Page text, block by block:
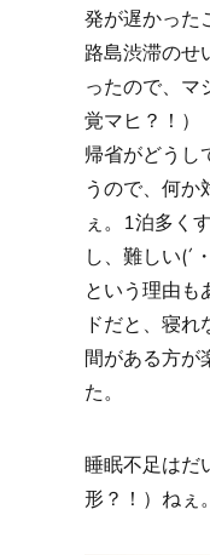
発が遅かった
路島渋滞のせ
ったので、マ
覚マヒ？！）
帰省がどうし
うので、何か
ぇ。1泊多く
し、難しい(´
という理由も
ドだと、寝
間がある方が
た。
睡眠不足はだ
形？！）ねぇ